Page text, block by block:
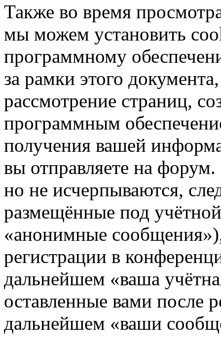
Также во время
мы можем установить
программному
за рамки этого
рассмотрение страниц,
программным
получения вашей
вы отправляете на
но не исчерпываются,
размещённые под
«анонимные
регистрации в
дальнейшем «ваша
оставленные вами после
дальнейшем «ваши